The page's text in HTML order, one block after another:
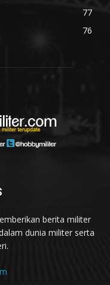
77
76
berita militer
dunia militer serta